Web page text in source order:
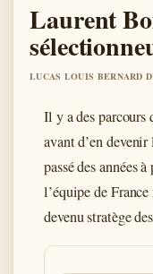
Laurent
LUCAS LOUIS BERNARD
Il y a des parcours
avant d’en
passé des années
l’équipe de
devenu stratège